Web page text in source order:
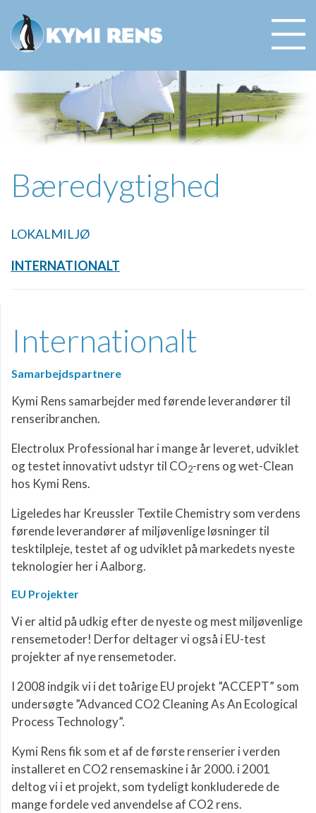
Bæredygtighed
LOKALMILJØ
INTERNATIONALT
Internationalt
Samarbejdspartnere
Kymi Rens samarbejder med førende leverandører til
renseribranchen.
Electrolux Professional har i mange år leveret, udviklet
og testet innovativt udstyr til CO2-rens og wet-Clean
hos Kymi Rens.
Ligeledes har Kreussler Textile Chemistry som verdens
førende leverandører af miljøvenlige løsninger til
tesktilpleje, testet af og udviklet på markedets nyeste
teknologier her i Aalborg.
EU Projekter
Vi er altid på udkig efter de nyeste og mest miljøvenlige
rensemetoder! Derfor deltager vi også i EU-test
projekter af nye rensemetoder.
I 2008 indgik vi i det toårige EU projekt ”ACCEPT” som
undersøgte ”Advanced CO2 Cleaning As An Ecological
Process Technology”.
Kymi Rens fik som et af de første renserier i verden
installeret en CO2 rensemaskine i år 2000. i 2001
deltog vi i et projekt, som tydeligt konkluderede de
mange fordele ved anvendelse af CO2 rens.